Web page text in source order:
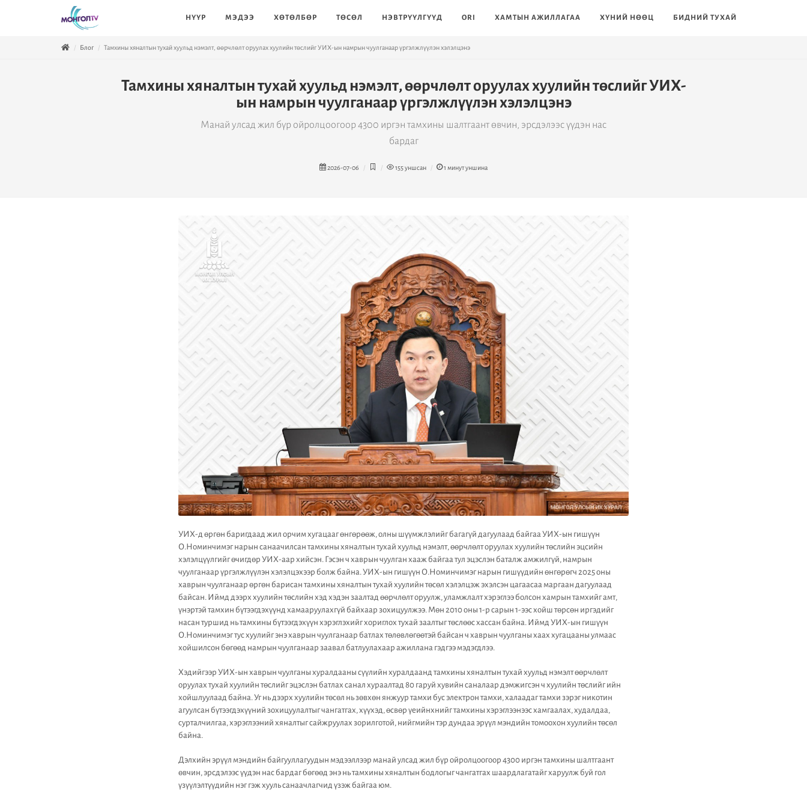
НҮҮР МЭДЭЭ ХӨТӨЛБӨР ТӨСӨЛ НЭВТРҮҮЛГҮҮД ORI ХАМТЫН АЖИЛЛАГАА ХҮНИЙ НӨӨЦ БИДНИЙ ТУХАЙ
Блог Тамхины хяналтын тухай хуульд нэмэлт, өөрчлөлт оруулах хуулийн төслийг УИХ-ын намрын чуулганаар үргэлжлүүлэн хэлэлцэнэ
Тамхины хяналтын тухай хуульд нэмэлт, өөрчлөлт оруулах хуулийн төслийг УИХ-
ын намрын чуулганаар үргэлжлүүлэн хэлэлцэнэ
Манай улсад жил бүр ойролцоогоор 4300 иргэн тамхины шалтгаант өвчин, эрсдэлээс үүдэн нас
бардаг
2026-07-06 155уншсан 1 минут уншина
УИХ-д өргөн баригдаад жил орчим хугацааг өнгөрөөж, олны шүүмжлэлийг багагүй дагуулаад байгаа УИХ-ын гишүүн
О.Номинчимэг нарын санаачилсан тамхины хяналтын тухай хуульд нэмэлт, өөрчлөлт оруулах хуулийн төслийн эцсийн
хэлэлцүүлгийг өчигдөр УИХ-аар хийсэн. Гэсэн ч хаврын чуулган хааж байгаа тул эцэслэн баталж амжилгүй, намрын
чуулганаар үргэлжлүүлэн хэлэлцэхээр болж байна. УИХ-ын гишүүн О.Номинчимэг нарын гишүүдийн өнгөрөгч 2025 оны
хаврын чуулганаар өргөн барисан тамхины хяналтын тухай хуулийн төсөл хэлэлцэж эхэлсэн цагаасаа маргаан дагуулаад
байсан. Иймд дээрх хуулийн төслийн хэд хэдэн заалтад өөрчлөлт оруулж, уламжлалт хэрэглээ болсон хамрын тамхийг амт,
үнэртэй тамхин бүтээгдэхүүнд хамааруулахгүй байхаар зохицуулжээ. Мөн 2010 оны 1-р сарын 1-ээс хойш төрсөн иргэдийг
насан туршид нь тамхины бүтээгдэхүүн хэрэглэхийг хориглох тухай заалтыг төслөөс хассан байна. Иймд УИХ-ын гишүүн
О.Номинчимэг тус хуулийг энэ хаврын чуулганаар батлах төлөвлөгөөтэй байсан ч хаврын чуулганы хаах хугацааны улмаас
хойшилсон бөгөөд намрын чуулганаар заавал батлуулахаар ажиллана гэдгээ мэдэгдлээ.
Хэдийгээр УИХ-ын хаврын чуулганы хуралдааны сүүлийн хуралдаанд тамхины хяналтын тухай хуульд нэмэлт өөрчлөлт
оруулах тухай хуулийн төслийг эцэслэн батлах санал хураалтад 80 гаруй хувийн саналаар дэмжигсэн ч хуулийн төслийг ийн
хойшлуулаад байна. Уг нь дээрх хуулийн төсөл нь зөвхөн янжуур тамхи бус электрон тамхи, халаадаг тамхи зэрэг никотин
агуулсан бүтээгдэхүүний зохицуулалтыг чангатгах, хүүхэд, өсвөр үеийнхнийг тамхины хэрэглээнээс хамгаалах, худалдаа,
сурталчилгаа, хэрэглээний хяналтыг сайжруулах зорилготой, нийгмийн тэр дундаа эрүүл мэндийн томоохон хуулийн төсөл
байна.
Дэлхийн эрүүл мэндийн байгууллагуудын мэдээллээр манай улсад жил бүр ойролцоогоор 4300 иргэн тамхины шалтгаант
өвчин, эрсдэлээс үүдэн нас бардаг бөгөөд энэ нь тамхины хяналтын бодлогыг чангатгах шаардлагатайг харуулж буй гол
үзүүлэлтүүдийн нэг гэж хууль санаачлагчид үзэж байгаа юм.